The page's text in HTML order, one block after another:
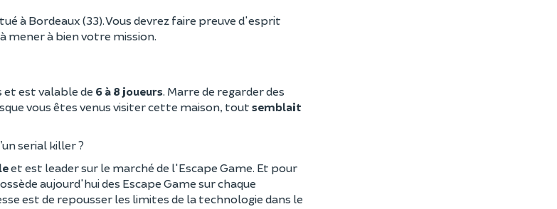
à Bordeaux (33). Vous devrez faire preuve d'esprit
mener à bien votre mission.
et est valable de 6 à 8 joueurs. Marre de regarder des
vous êtes venus visiter cette maison, tout semblait
serial killer ?
et est leader sur le marché de l'Escape Game. Et pour
aujourd'hui des Escape Game sur chaque
est de repousser les limites de la technologie dans le